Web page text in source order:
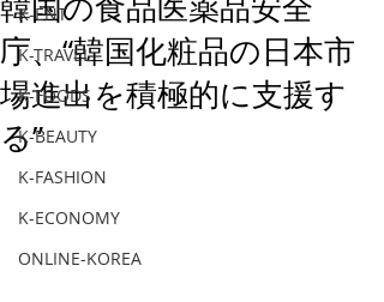
K-ENT
K-TRAVEL
K-FOODS
K-BEAUTY
K-FASHION
K-ECONOMY
ONLINE-KOREA
庁、“韓国化粧品の日本市
場進出を積極的に支援す
る”